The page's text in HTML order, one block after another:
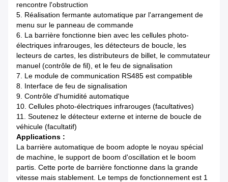
rencontre l'obstruction
5. Réalisation fermante automatique par l'arrangement de
menu sur le panneau de commande
6. La barrière fonctionne bien avec les cellules photo-
électriques infrarouges, les détecteurs de boucle, les
lecteurs de cartes, les distributeurs de billet, le commutateur
manuel (contrôle de fil), et le feu de signalisation
7. Le module de communication RS485 est compatible
8. Interface de feu de signalisation
9. Contrôle d'humidité automatique
10. Cellules photo-électriques infrarouges (facultatives)
11. Soutenez le détecteur externe et interne de boucle de
véhicule (facultatif)
Applications :
La barrière automatique de boom adopte le noyau spécial
de machine, le support de boom d'oscillation et le boom
partis. Cette porte de barrière fonctionne dans la grande
vitesse mais stablement. Le temps de fonctionnement est 1